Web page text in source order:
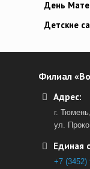
День
Детские
Филиал
Адрес:
г. Тюмень,
ул.
Единая
+7 (3452)